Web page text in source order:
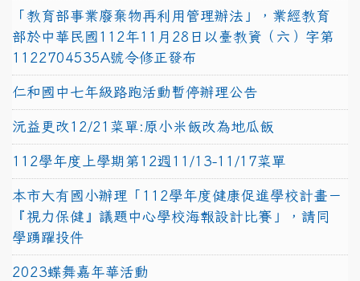
「教育部事業廢棄物再利用管理辦法」，業經教育
部於中華民國112年11月28日以臺教資（六）字第
1122704535A號令修正發布
仁和國中七年級路跑活動暫停辦理公告
沅益更改12/21菜單:原小米飯改為地瓜飯
112學年度上學期第12週11/13-11/17菜單
本市大有國小辦理「112學年度健康促進學校計畫－
『視力保健』議題中心學校海報設計比賽」，請同
學踴躍投件
2023蝶舞嘉年華活動